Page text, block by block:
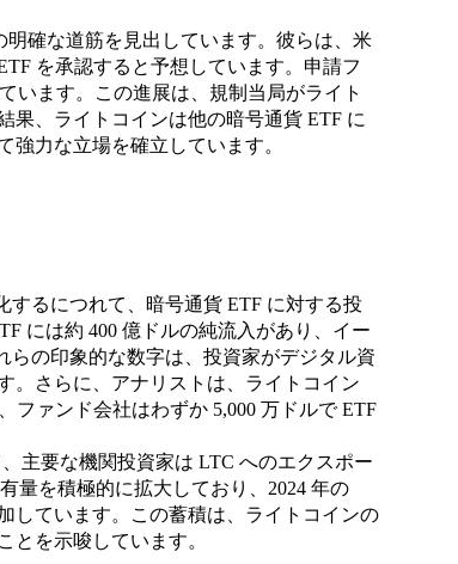
確な道筋を見出しています。彼らは、米
を承認すると予想しています。申請フ
います。この進展は、規制当局がライト
果、ライトコインは他の暗号通貨 ETF に
力な立場を確立しています。
するにつれて、暗号通貨 ETF に対する投
には約 400 億ドルの純流入があり、イー
らの印象的な数字は、投資家がデジタル資
。さらに、アナリストは、ライトコイン
ファンド会社はわずか 5,000 万ドルで ETF
主要な機関投資家は LTC へのエクスポー
量を積極的に拡大しており、2024 年の
しています。この蓄積は、ライトコインの
とを示唆しています。